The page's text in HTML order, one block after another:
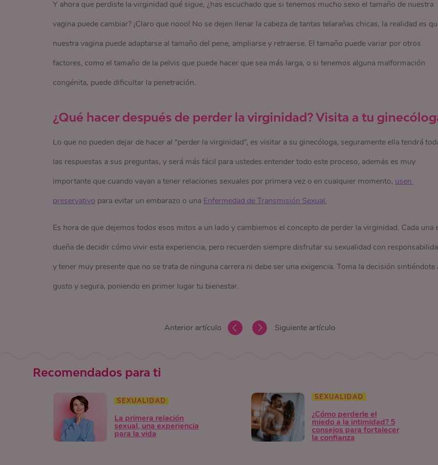
Y ahora que perdiste la virginidad qué sigue, ¿has escuchado que si tenemos mucho sexo el tamaño de nuestra
vagina puede cambiar? ¡Claro que nooo! No se dejen llenar la cabeza de tantas telarañas chicas, la realidad es
nuestra vagina puede adaptarse al tamaño del pene, ampliarse y retraerse. El tamaño puede variar por otros
factores, como el tamaño de la pelvis que puede hacer que sea más larga, o si tenemos alguna malformación
congénita, puede dificultar la penetración.
¿Qué hacer después de perder la virginidad? Visita a tu
Lo que no pueden dejar de hacer al “perder la virginidad”, es visitar a su ginecóloga, seguramente ella tendrá
las respuestas a sus preguntas, y será más fácil para ustedes entender todo este proceso, además es muy
importante que cuando vayan a tener relaciones sexuales por primera vez o en cualquier momento, usen
preservativo para evitar un embarazo o una Enfermedad de Transmisión Sexual.
Es hora de que dejemos todos esos mitos a un lado y cambiemos el concepto de perder la virginidad. Cada una
dueña de decidir cómo vivir esta experiencia, pero recuerden siempre disfrutar su sexualidad con
y tener muy presente que no se trata de ninguna carrera ni debe ser una exigencia. Toma la decisión sintiéndote
gusto y segura, poniendo en primer lugar tu bienestar.
Anterior artículo Siguiente artículo
Recomendados para ti
SEXUALIDAD
La primera relación
sexual, una experiencia
para la vida
SEXUALIDAD
¿Cómo perderle el
miedo a la intimidad? 5
consejos para fortalecer
la confianza